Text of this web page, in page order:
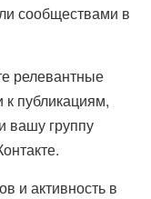
сообществами в
релевантные
публикациям,
вашу группу
и активность в